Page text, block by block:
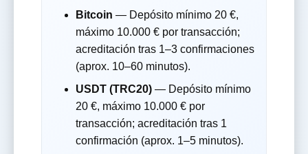
Bitcoin — Depósito mínimo 20 €,
máximo 10.000 € por transacción;
acreditación tras 1–3 confirmaciones
(aprox. 10–60 minutos).
USDT (TRC20)— Depósito mínimo
20 €, máximo 10.000 € por
transacción; acreditación tras 1
confirmación (aprox. 1–5 minutos).